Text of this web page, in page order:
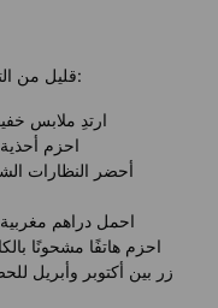
قليل من التحضير يجعل حفل الشاي المغربي هذا سهلاً:
ارتدِ ملابس
احزم
أحضر النظارات
احمل دراهم مغربية
احزم هاتفًا مشحونًا
زر بين أكتوبر